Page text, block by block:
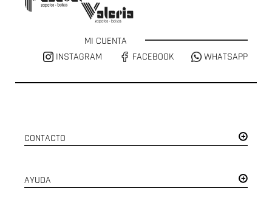
MI CUENTA
INSTAGRAM
FACEBOOK WHATSAPP
CONTACTO
AYUDA